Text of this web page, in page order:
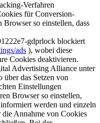
Verfahren
für Conversion-
so einstellen, dass
gdprlock blockiert
ads ), wobei diese
Cookies deaktivieren.
Advertising Alliance unter
über das Setzen von
Einstellungen
Browser so einstellen,
werden und einzeln
die Annahme von Cookies